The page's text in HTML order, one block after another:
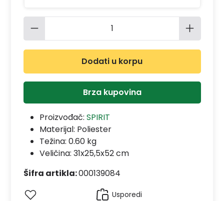
Količina proizvoda: Unesite
Dodati u korpu
Brza kupovina
Proizvođač: SPIRIT
Materijal: Poliester
Težina: 0.60 kg
Veličina: 31x25,5x52 cm
Šifra artikla:000139084
Usporedi